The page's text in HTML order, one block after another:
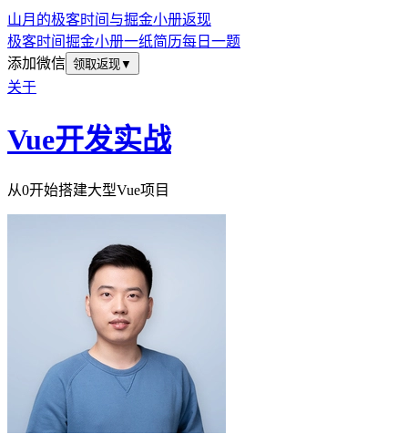
山月的极客时间与掘金小册返现
极客时间掘金小册一纸简历每日一题
添加微信 领取返现▼
关于
Vue开发实战
从0开始搭建大型Vue项目